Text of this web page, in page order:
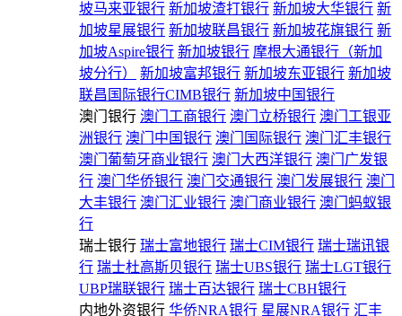
坡马来亚银行 新加坡渣打银行 新加坡大华银行 新
加坡星展银行 新加坡联昌银行 新加坡花旗银行 新
加坡Aspire银行 新加坡银行 摩根大通银行（新加
坡分行）
新加坡富邦银行 新加坡东亚银行 新加坡
联昌国际银行CIMB银行 新加坡中国银行
澳门银行 澳门工商银行 澳门立桥银行 澳门工银亚
洲银行 澳门中国银行 澳门国际银行 澳门汇丰银行
澳门葡萄牙商业银行 澳门大西洋银行 澳门广发银
行 澳门华侨银行 澳门交通银行 澳门发展银行 澳门
大丰银行 澳门汇业银行 澳门商业银行 澳门蚂蚁银
行
瑞士银行 瑞士富地银行 瑞士CIM银行 瑞士瑞讯银
行 瑞士杜高斯贝银行 瑞士UBS银行 瑞士LGT银行
UBP瑞联银行 瑞士百达银行 瑞士CBH银行
内地外资银行 华侨NRA银行 星展NRA银行 汇丰